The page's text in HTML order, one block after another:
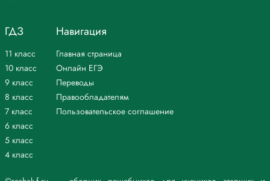
ГДЗ
11 класс
10 класс
9 класс
8 класс
7 класс
6 класс
5 класс
4 класс
Навигация
Главная страница
Онлайн ЕГЭ
Переводы
Правообладателям
Пользовательское соглашение